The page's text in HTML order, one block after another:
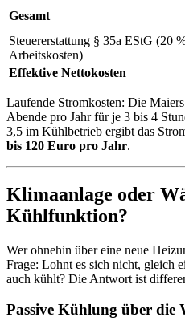
Gesamt
Steuererstattung § 35a EStG (20
Arbeitskosten)
Effektive Nettokosten
Laufende Stromkosten: Die
Abende pro Jahr für je 3 bis 4
3,5 im Kühlbetrieb ergibt das
bis 120 Euro pro Jahr.
Klimaanlage oder
Kühlfunktion?
Wer ohnehin über eine neue
Frage: Lohnt es sich nicht, gleich
auch kühlt? Die Antwort ist
Passive Kühlung über die